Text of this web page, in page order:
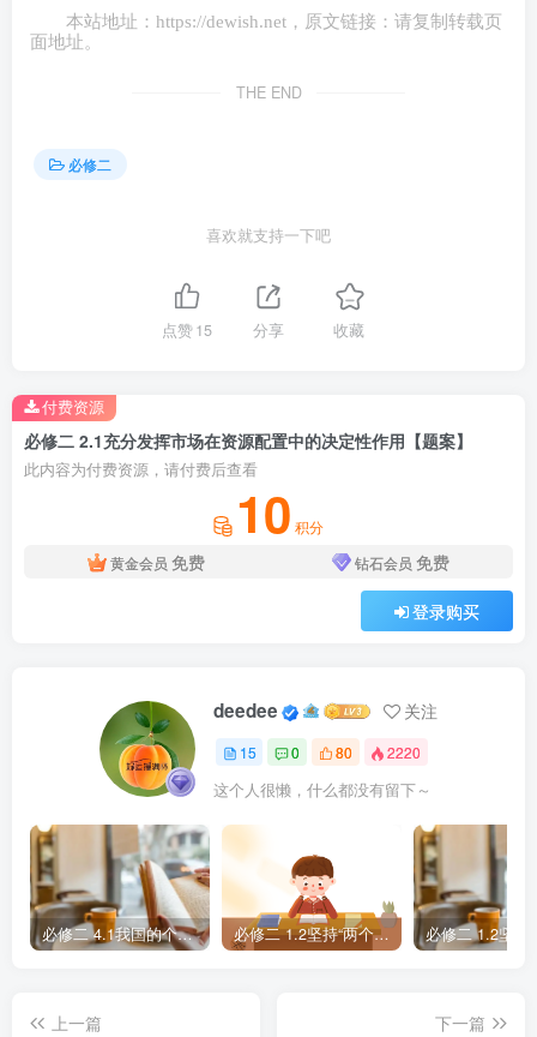
影响消费者需求的决定因素 A.①③ B.①④ C.②③ D.③④ 10.
受利益驱动，农民大量种植白菜，但今年白菜的价格持续低
迷，甚至一度出现一斤只卖9分钱的情况，市场过度饱和让这
（ ） A.市场能够实现资源的合理配置 B.单靠市场调节会
二、非选择题11.阅读材料，完成要求。
业的名单，假冒国字号招牌的“李鬼”被曝光。公示称，部分
中央企业对外公告了一批假冒国企名单，明确有关公司及其
权关系，也不存在任何投资、合作、业务等关系，其一切行
为均与中央企业无关。其实，国资委已多次出手打假，于
2021年和2022年先后公布了两批假冒国企名单，但假央企问
题仍然存在。“李鬼”之所以存在，归根结底在于央企背后的
信誉和资源优势，在日常经营活动或融资活动中会受到市场
更多青睐。不法分子通过挂靠、伪造工商资料等手段，披上
央企或其下属子公司的外衣，就能迅速获得政策、融资方面
企的行为触碰了法律红线，打假势在必行。这是一项持续、
系统的工程，需要国资系统、市场监管和公安执法等部门联
手打出“组合拳”。 运用“我国的社会主义市场经济体制”的知
识，说明假冒国企问题频发的原因，并从国家角度说明对
策。
本站地址： https://dewish.net ，原文链接：请复制转载页
面地址。
THE END
必修二
喜欢就支持一下吧
点赞15 分享 收藏
必修二 2.1充分发挥市场在资源配置中的决定性作用【题案】
此内容为付费资源，请付费后查看
10 积分
黄金会员 免费 钻石会员 免费
登录购买
付费资源
deedee 关注
15 0 80 2220
这个人很懒，什么都没有留下～
必修二 4.1我国的个人收入分配【题案答案】 必修二 1.2坚持“两个毫不动摇”【题案】
上一篇
下一篇